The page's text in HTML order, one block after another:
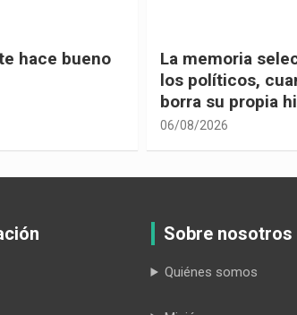
un mal en
la crítica
Cuando la vida
hacia adentro…
06/08/2026
Sobre nosotros
Quiénes somos